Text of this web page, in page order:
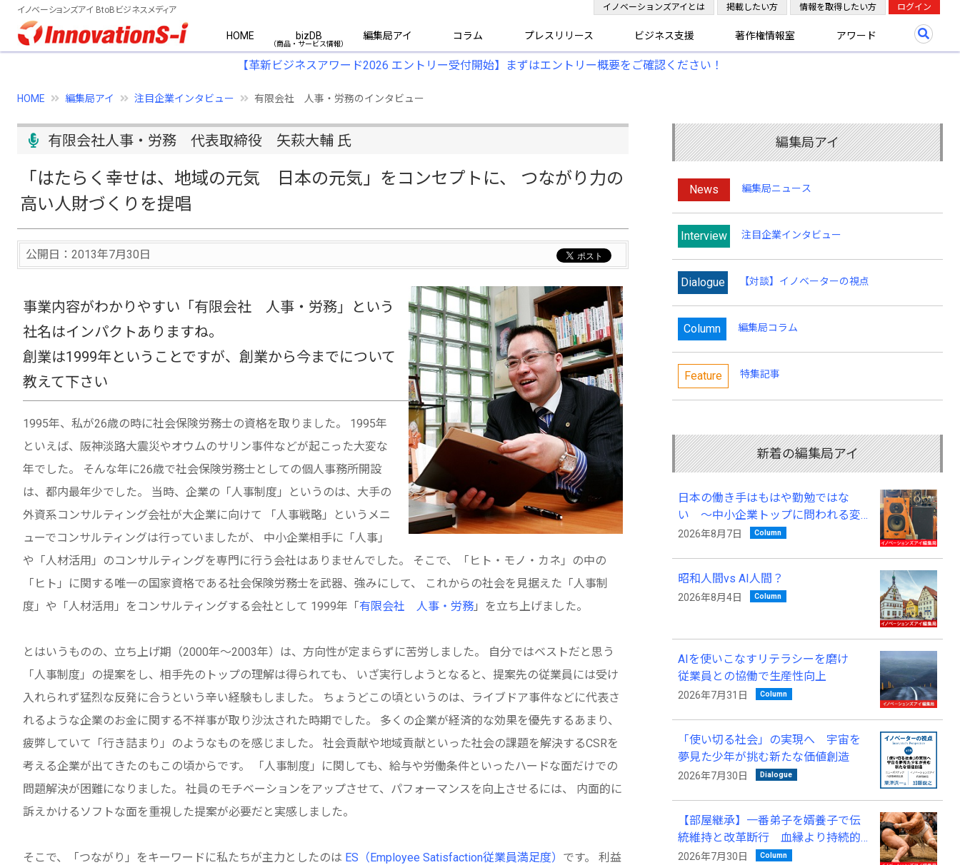
イノベーションズアイ BtoBビジネスメディア
HOME bizDB 編集局アイ コラム プレスリリース ビジネス支援 著作権情報室 アワード
イノベーションズアイとは 掲載したい方 情報を取得したい方 ログイン
【革新ビジネスアワード2026 エントリー受付開始】まずはエントリー概要をご確認ください！
HOME 編集局アイ 注目企業インタビュー 有限会社 人事・労務のインタビュー
有限会社人事・労務 代表取締役 矢萩大輔 氏
「はたらく幸せは、地域の元気 日本の元気」をコンセプトに、 つながり力の
高い人財づくりを提唱
公開日：2013年7月30日
事業内容がわかりやすい「有限会社 人事・労務」という
社名はインパクトありますね。
創業は1999年ということですが、創業から今までについて
教えて下さい
1995年、私が26歳の時に社会保険労務士の資格を取りました。 1995年
といえば、阪神淡路大震災やオウムのサリン事件などが起こった大変な
年でした。 そんな年に26歳で社会保険労務士としての個人事務所開設
は、都内最年少でした。 当時、企業の「人事制度」というのは、大手の
外資系コンサルティング会社が大企業に向けて 「人事戦略」というメニ
ューでコンサルティングは行っていましたが、 中小企業相手に「人事」
や「人材活用」のコンサルティングを専門に行う会社はありませんでした。 そこで、「ヒト・モノ・カネ」の中の
「ヒト」に関する唯一の国家資格である社会保険労務士を武器、強みにして、 これからの社会を見据えた「人事制
度」や「人材活用」をコンサルティングする会社として 1999年「有限会社 人事・労務 」を立ち上げました。
とはいうものの、立ち上げ期（2000年～2003年）は、方向性が定まらずに苦労しました。 自分ではベストだと思う
「人事制度」の提案をし、相手先のトップの理解は得られても、 いざ実行しようとなると、提案先の従業員には受け
入れられず猛烈な反発に合うという辛い経験もしました。 ちょうどこの頃というのは、ライブドア事件などに代表さ
れるような企業のお金に関する不祥事が取り沙汰された時期でした。 多くの企業が経済的な効果を優先するあまり、
疲弊していて「行き詰まり」のようなものを感じました。 社会貢献や地域貢献といった社会の課題を解決するCSRを
考える企業が出てきたのもこの頃からです。 「人事制度」に関しても、給与や労働条件といったハードな面だけでの
問題解決が困難になりました。 社員のモチベーションをアップさせて、パフォーマンスを向上させるには、 内面的に
訴えかけるソフトな面を重視した提案が必要だと実感しました。
そこで、「つながり」をキーワードに私たちが主力としたのは ES（Employee Satisfaction従業員満足度） です。 利益
編集局アイ
News 編集局ニュース
Interview 注目企業インタビュー
Dialogue 【対談】イノベーターの視点
Column 編集局コラム
Feature 特集記事
新着の編集局アイ
日本の働き手はもはや勤勉ではな
い ～中小企業トップに問われる変
革の覚悟～
2026年8月7日 Column
昭和人間vs AI人間？
2026年8月4日 Column
AIを使いこなすリテラシーを磨け
従業員との協働で生産性向上
2026年7月31日 Column
「使い切る社会」の実現へ 宇宙を
夢見た少年が挑む新たな価値創造
2026年7月30日 Dialogue
【部屋継承】一番弟子を婿養子で伝
統維持と改革断行 血縁より持続的
発展を優先
2026年7月30日 Column